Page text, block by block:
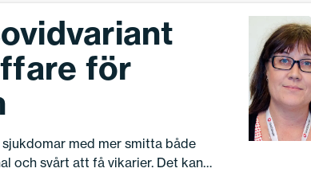
för
sjukdomar med mer smitta både
och svårt att få vikarier. Det kan